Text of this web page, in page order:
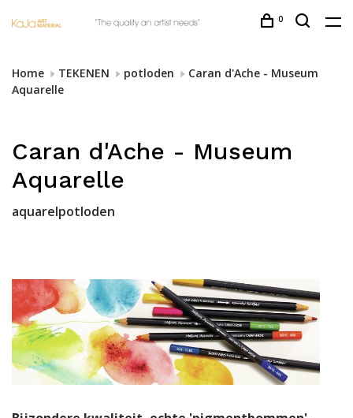
0
Home TEKENEN potloden
Caran d'Ache - Museum
Aquarelle
Caran d'Ache - Museum
Aquarelle
aquarelpotloden